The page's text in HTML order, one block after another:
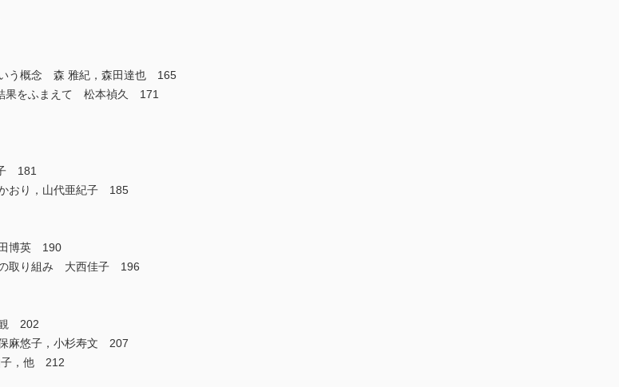
いう概念 森 雅紀，森田達也 165
果をふまえて 松本禎久 171
181
おり，山代亜紀子 185
田博英 190
の取り組み 大西佳子 196
観 202
麻悠子，小杉寿文 207
子，他 212